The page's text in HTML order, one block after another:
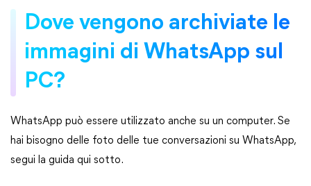
Dove vengono archiviate le
immagini di WhatsApp sul
PC?
WhatsApp può essere utilizzato anche su un computer. Se
hai bisogno delle foto delle tue conversazioni su WhatsApp,
segui la guida qui sotto.